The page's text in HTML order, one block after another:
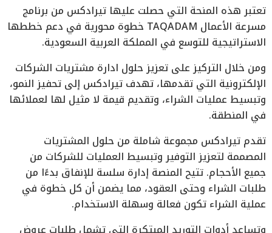
تعتبر هذه المنحة التي حصلت عليها تيرادكس من برنامج
مسرعة الأعمال TAQADAM خطوة محورية في دعم خططها
الاستراتيجية للتوسع في المملكة العربية السعودية.
ومن خلال التركيز على تعزيز حلول ادارة مشتريات الشركات
الإلكترونية التي تقدمها، تهدف تيرادكس إلى تحفيز النمو،
وتبسيط عمليات الشراء، وتقديم قيمة لا مثيل لها لعملائها
في المنطقة.
تقدم تيرادكس مجموعة شاملة من حلول المشتريات
المصممة لتعزيز التوفير وتبسيط العمليات للشركات من
جميع الأحجام. تتيح المنصة إدارة سلسة للإنفاق بدءًا من
طلبات الشراء وحتى العقود، مما يضمن أن كل خطوة في
عملية الشراء تكون فعالة وسهلة الاستخدام.